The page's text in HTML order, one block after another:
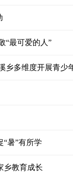
“最可爱的人”
乡多维度开展青少
暑”有所学
乡教育成长